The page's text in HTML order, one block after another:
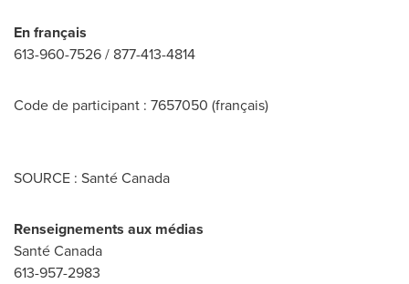
En français
613-960-7526 / 877-413-4814
Code de participant : 7657050 (français)
SOURCE : Santé Canada
Renseignements aux médias
Santé Canada
613-957-2983